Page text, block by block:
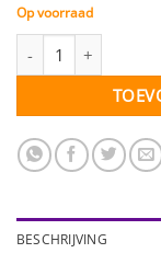
Op voorraad
BESCHRIJVING